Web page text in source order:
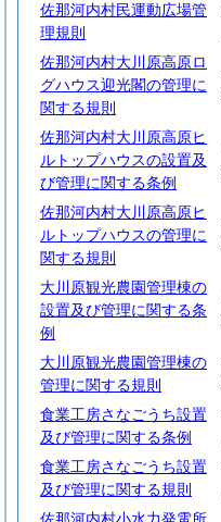
佐那河内村民運動広場管
理規則
佐那河内村大川原高原ロ
グハウス迎光閣の管理に
関する規則
佐那河内村大川原高原ヒ
ルトップハウスの設置及
び管理に関する条例
佐那河内村大川原高原ヒ
ルトップハウスの管理に
関する規則
大川原観光農園管理棟の
設置及び管理に関する条
例
大川原観光農園管理棟の
管理に関する規則
食業工房さなごうち設置
及び管理に関する条例
食業工房さなごうち設置
及び管理に関する規則